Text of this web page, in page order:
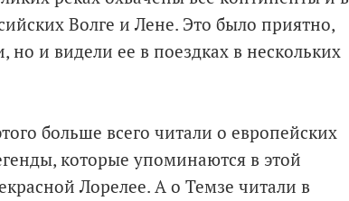
Волге и Лене. Это было приятно,
но и видели ее в поездках в нескольких
больше всего читали о европейских
которые упоминаются в этой
Лорелее. А о Темзе читали в